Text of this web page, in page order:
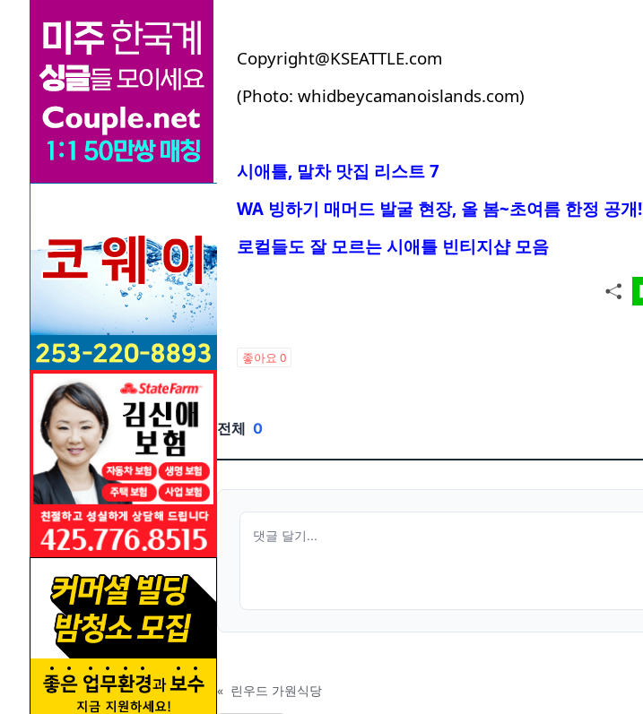
Copyright@KSEATTLE.com
(Photo: whidbeycamanoislands.com)
시애틀, 말차 맛집 리스트 7
WA 빙하기 매머드 발굴 현장, 올 봄~초여름 한정 공개!
로컬들도 잘 모르는 시애틀 빈티지샵 모음
좋아요 0
전체 0
« 린우드 가원식당